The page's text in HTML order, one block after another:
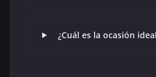
¿Cuál es la ocasión